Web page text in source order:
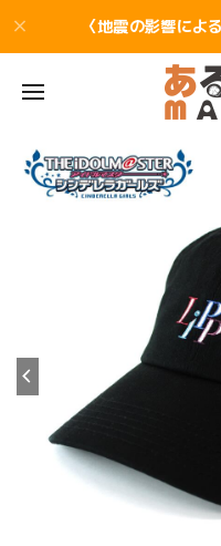
〈地震の影響によ